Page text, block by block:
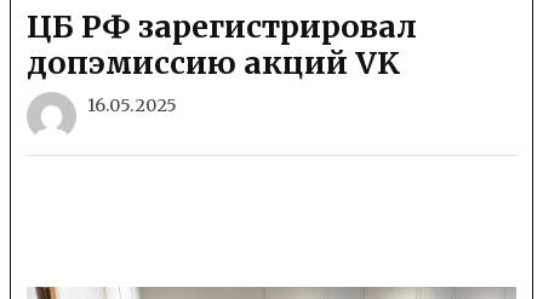
ЦБ РФ зарегистрировал
допэмиссию акций VK
16.05.2025